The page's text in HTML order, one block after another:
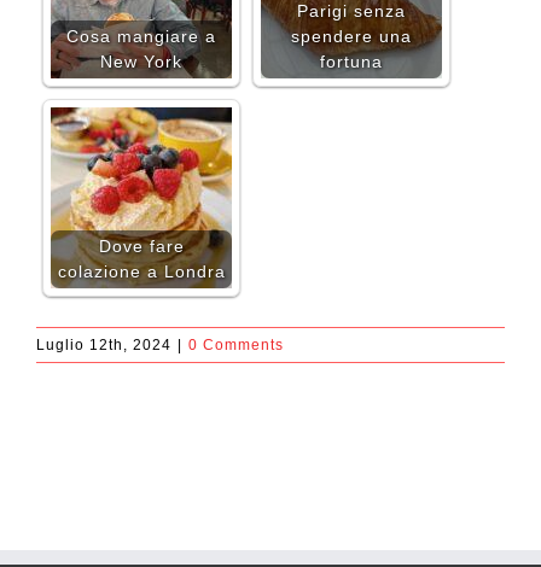
Cosa mangiare a
New York
Parigi senza
spendere una
fortuna
Dove fare
colazione a Londra
Luglio 12th, 2024 0 Comments